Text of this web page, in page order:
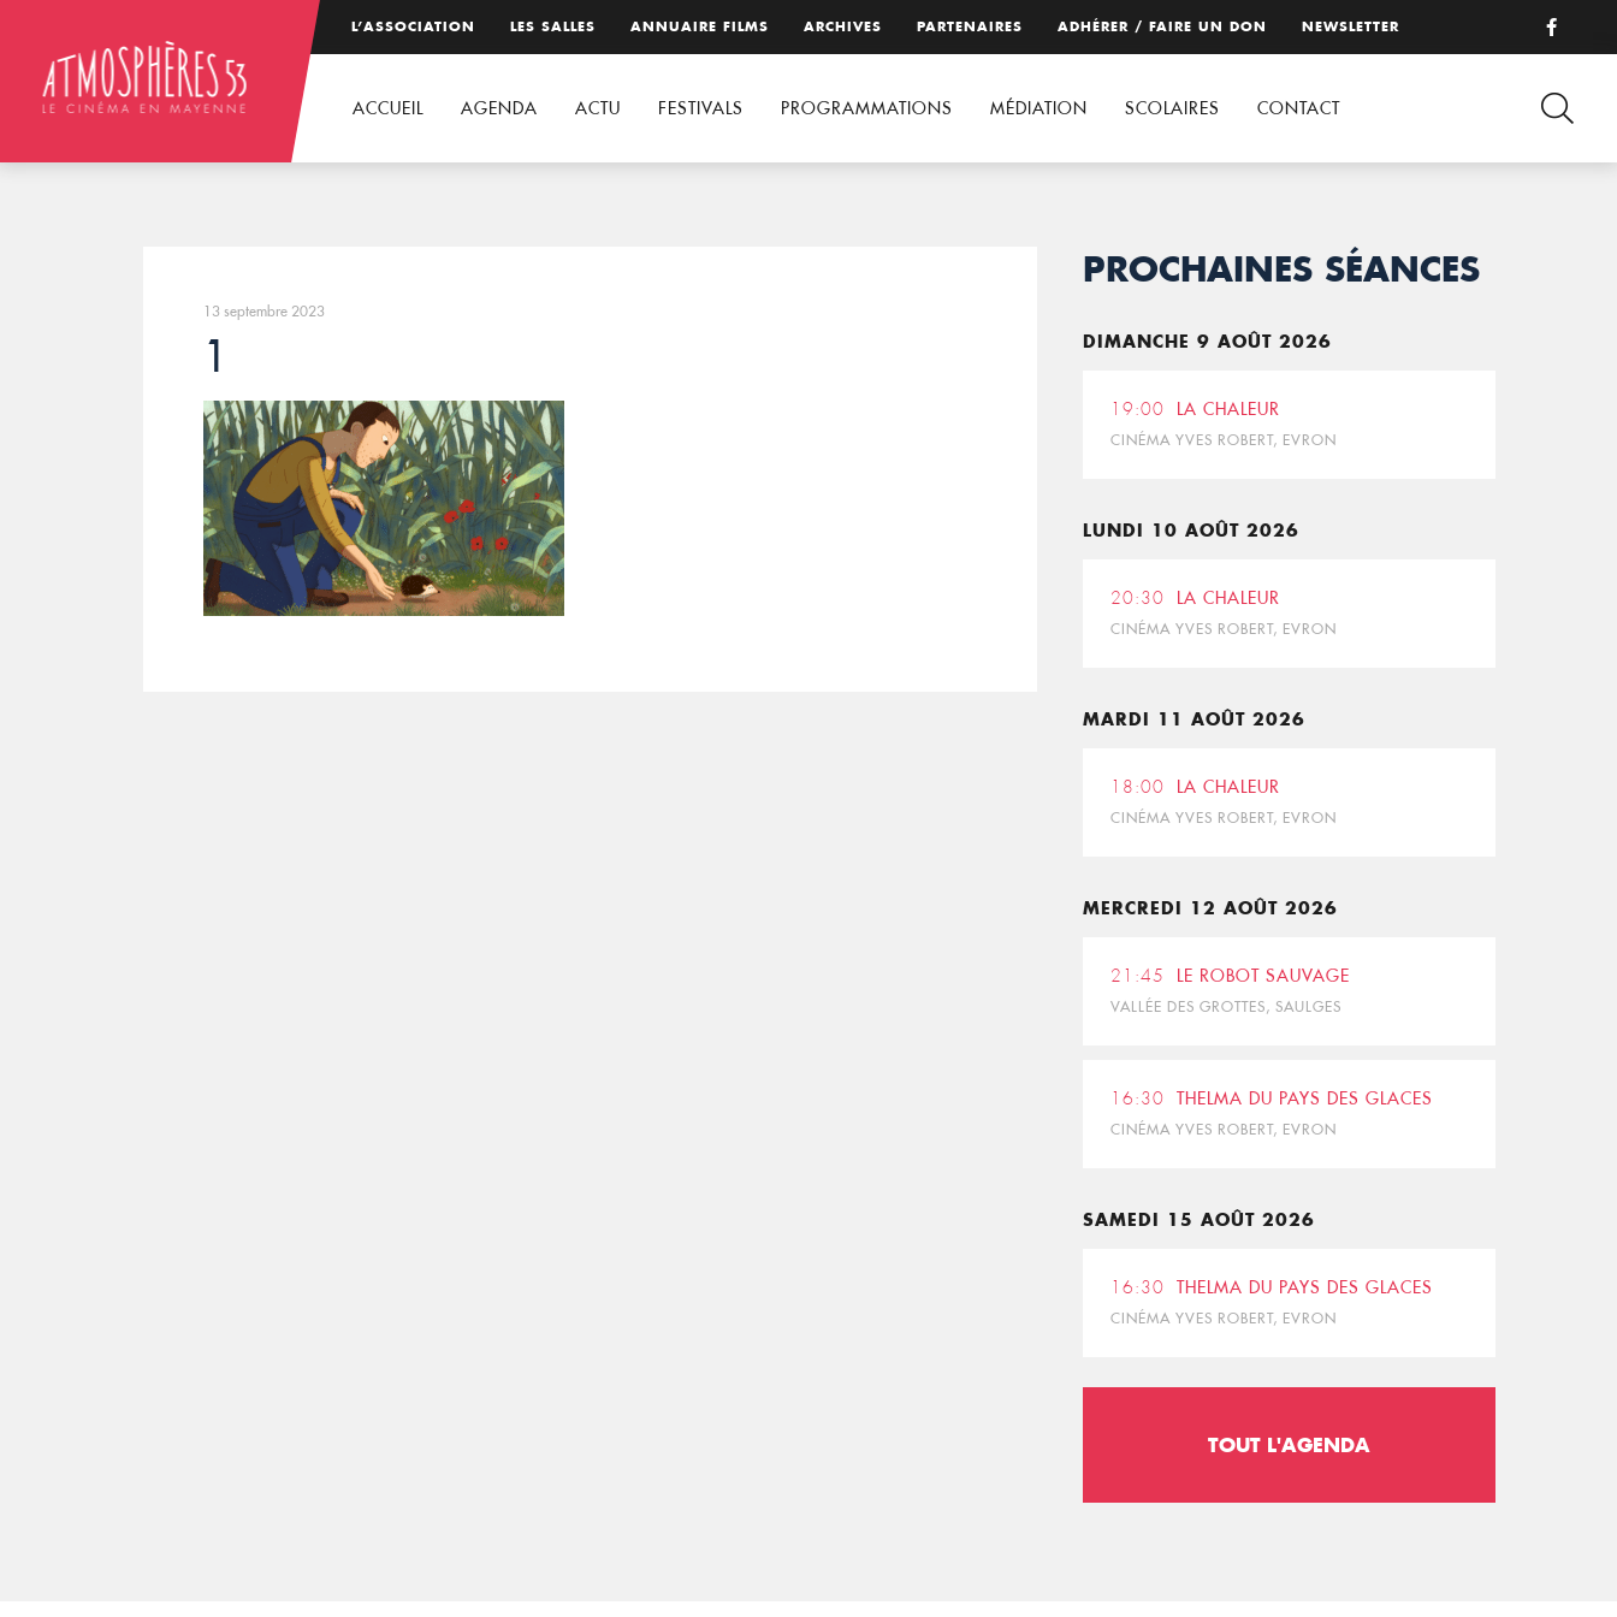
L’ASSOCIATION LES SALLES ANNUAIRE FILMS ARCHIVES PARTENAIRES ADHÉRER / FAIRE UN DON NEWSLETTER
ACCUEIL AGENDA ACTU FESTIVALS PROGRAMMATIONS MÉDIATION SCOLAIRES CONTACT
13 septembre 2023
1
PROCHAINES SÉANCES
DIMANCHE 9 AOÛT 2026
19:00 LA CHALEUR
CINÉMA YVES ROBERT, EVRON
LUNDI 10 AOÛT 2026
20:30 LA CHALEUR
CINÉMA YVES ROBERT, EVRON
MARDI 11 AOÛT 2026
18:00 LA CHALEUR
CINÉMA YVES ROBERT, EVRON
MERCREDI 12 AOÛT 2026
21:45 LE ROBOT SAUVAGE
VALLÉE DES GROTTES, SAULGES
16:30 THELMA DU PAYS DES GLACES
CINÉMA YVES ROBERT, EVRON
SAMEDI 15 AOÛT 2026
16:30 THELMA DU PAYS DES GLACES
CINÉMA YVES ROBERT, EVRON
TOUT L'AGENDA